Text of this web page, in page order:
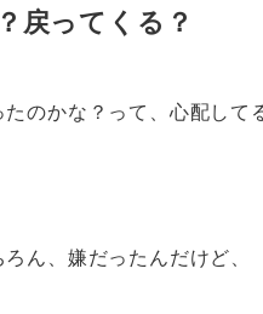
戻ってくる？
のかな？って、心配して
ん、嫌だったんだけど、